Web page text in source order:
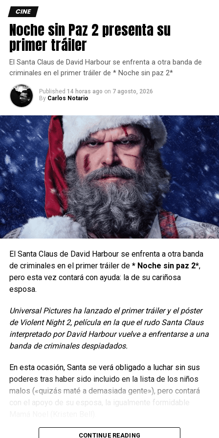
siga sumando a las filas, así que
regresa a lo básico, una narrativa simple pero con
personajes interesantes que además se da el lujo de
colocar una pequeña crítica a la venerada institución
armamentista.
¿DE QUÉ TRATA “RESCATE
IMPOSIBLE”?
La película nos pone rápidamente en contexto y nos
informa acerca de un peligroso grupo extremista enAsia
que tiene secuestrado a un agente de laC.I.A, es por eso
que se arma un pequeño grupo de fuerzas especiales
Sargento John Sweet (Milo Ventimiglia ) y que cuenta
entre su miembros al humorista Sargento Bishop (Ricky
Whittle), al duro Sargento Abell (Luke Hemsworth) y por
mero juego del destino al novato Sargento Kinney (
Hemsworth
), mientras ellos están en tierra serán guiados
por un experimentado piloto ( Russell Crowe
) que los
vigila mediante un dron.
complicar con la llegada de un peligroso agente de la
CINE
Noche sin Paz 2 presenta su
primer tráiler
El Santa Claus de David Harbour se enfrenta a otra banda de
criminales en el primer tráiler de * Noche sin paz 2*
Published 14 horas ago on 7 agosto, 2026
By Carlos Notario
El Santa Claus de David Harbour se enfrenta a otra banda
de criminales en el primer tráiler de * Noche sin paz 2*,
pero esta vez contará con ayuda: la de su cariñosa
esposa.
Universal Pictures ha lanzado el primer tráiler y el póster
de Violent Night 2, película en la que el rudo Santa Claus
interpretado por David Harbour vuelve a enfrentarse a una
banda de criminales despiadados.
En esta ocasión, Santa se verá obligado a luchar sin sus
poderes tras haber sido incluido en la lista de los niños
malos («quizás maté a demasiada gente»), pero contará
con el apoyo de su esposa, la igualmente formidable
CONTINUE READING